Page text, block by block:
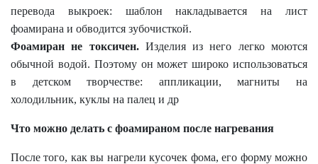
перевода выкроек: шаблон накладывается на лист
фоамирана и обводится зубочисткой.
Фоамиран не токсичен.Изделия из него легко моются
обычной водой. Поэтому он может широко использоваться
в детском творчестве: аппликации, магниты на
холодильник, куклы на палец и др
Что можно делать с фоамираном после нагревания
После того, как вы нагрели кусочек фома, его форму можно